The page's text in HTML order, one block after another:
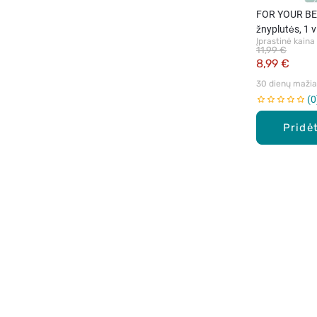
FOR YOUR
žnyplutės, 1
Įprastinė kaina
8,99 €
11,99 €
30 dienų
0